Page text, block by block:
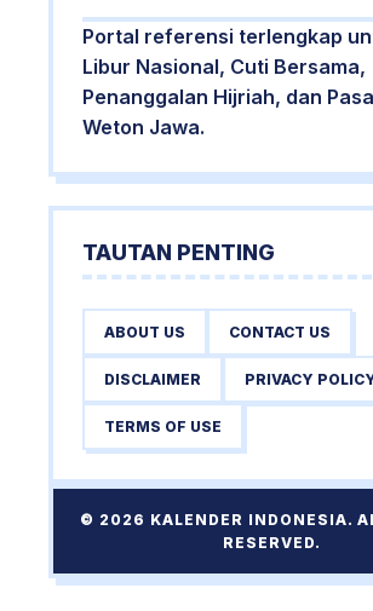
Portal referensi terlengkap
Libur Nasional, Cuti Bersama,
Penanggalan Hijriah, dan
Weton Jawa.
TAUTAN PENTING
ABOUT US CONTACT US
DISCLAIMER PRIVACY
TERMS OF USE
© 2026 KALENDER INDONESIA.
RESERVED.